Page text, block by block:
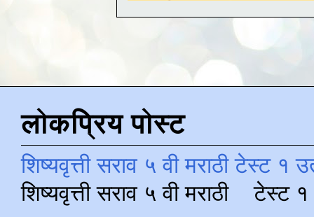
लोकप्रिय पोस्ट
शिष्यवृत्ती सराव ५ वी मराठी टेस्ट १
शिष्यवृत्ती सराव ५ वी मराठी टेस्ट